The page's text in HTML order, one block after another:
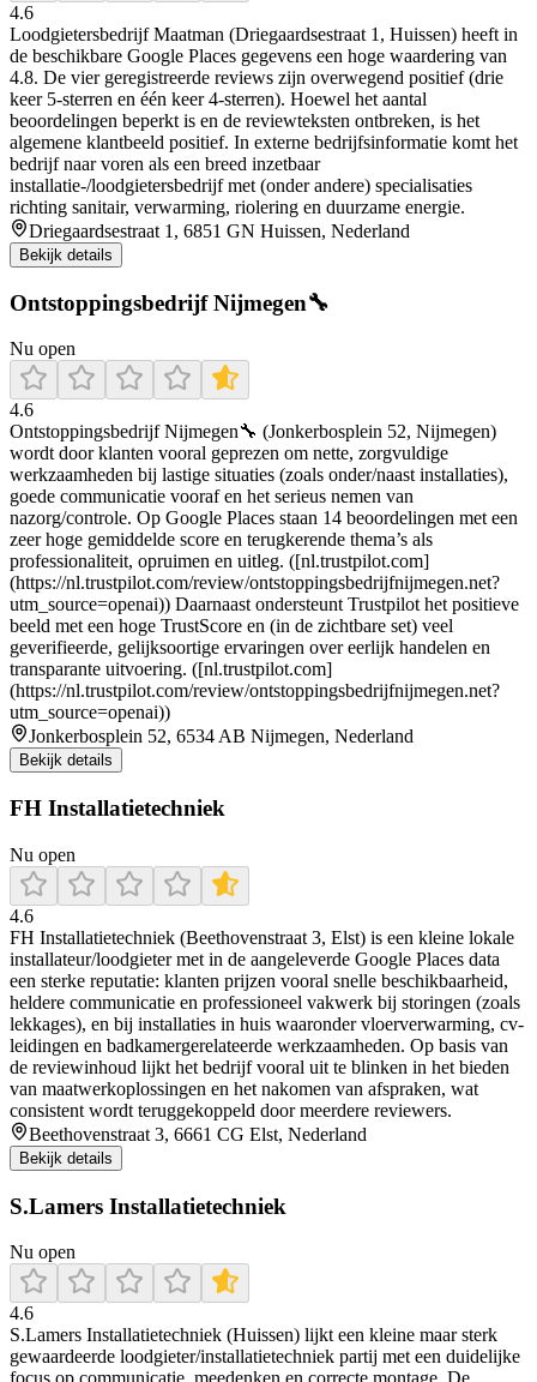
4.6
Loodgietersbedrijf Maatman (Driegaardsestraat 1, Huissen) heeft in
de beschikbare Google Places gegevens een hoge waardering van
4.8. De vier geregistreerde reviews zijn overwegend positief (drie
keer 5-sterren en één keer 4-sterren). Hoewel het aantal
beoordelingen beperkt is en de reviewteksten ontbreken, is het
algemene klantbeeld positief. In externe bedrijfsinformatie komt het
bedrijf naar voren als een breed inzetbaar
installatie-/loodgietersbedrijf met (onder andere) specialisaties
richting sanitair, verwarming, riolering en duurzame energie.
Driegaardsestraat 1, 6851 GN Huissen, Nederland
Bekijk details
Ontstoppingsbedrijf Nijmegen🔧
Nu open
4.6
Ontstoppingsbedrijf Nijmegen🔧 (Jonkerbosplein 52, Nijmegen)
wordt door klanten vooral geprezen om nette, zorgvuldige
werkzaamheden bij lastige situaties (zoals onder/naast installaties),
goede communicatie vooraf en het serieus nemen van
nazorg/controle. Op Google Places staan 14 beoordelingen met een
zeer hoge gemiddelde score en terugkerende thema’s als
professionaliteit, opruimen en uitleg. ([nl.trustpilot.com]
(https://nl.trustpilot.com/review/ontstoppingsbedrijfnijmegen.net?
utm_source=openai)) Daarnaast ondersteunt Trustpilot het positieve
beeld met een hoge TrustScore en (in de zichtbare set) veel
geverifieerde, gelijksoortige ervaringen over eerlijk handelen en
transparante uitvoering. ([nl.trustpilot.com]
(https://nl.trustpilot.com/review/ontstoppingsbedrijfnijmegen.net?
utm_source=openai))
Jonkerbosplein 52, 6534 AB Nijmegen, Nederland
Bekijk details
FH Installatietechniek
Nu open
4.6
FH Installatietechniek (Beethovenstraat 3, Elst) is een kleine lokale
installateur/loodgieter met in de aangeleverde Google Places data
een sterke reputatie: klanten prijzen vooral snelle beschikbaarheid,
heldere communicatie en professioneel vakwerk bij storingen (zoals
lekkages), en bij installaties in huis waaronder vloerverwarming, cv-
leidingen en badkamergerelateerde werkzaamheden. Op basis van
de reviewinhoud lijkt het bedrijf vooral uit te blinken in het bieden
van maatwerkoplossingen en het nakomen van afspraken, wat
consistent wordt teruggekoppeld door meerdere reviewers.
Beethovenstraat 3, 6661 CG Elst, Nederland
Bekijk details
S.Lamers Installatietechniek
Nu open
4.6
S.Lamers Installatietechniek (Huissen) lijkt een kleine maar sterk
gewaardeerde loodgieter/installatietechniek partij met een duidelijke